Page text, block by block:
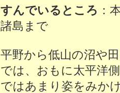
すんでいるところ ：
諸島まで
平野から低山の沼や
では、おもに太平洋
ではあまり姿をみか